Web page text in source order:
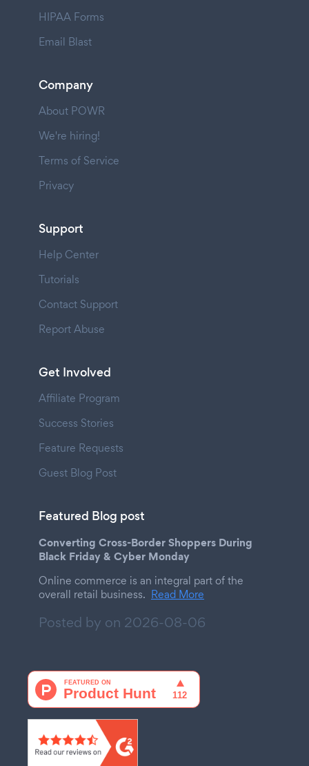
HIPAA Forms
Email Blast
Company
About POWR
We're hiring!
Terms of Service
Privacy
Support
Help Center
Tutorials
Contact Support
Report Abuse
Get Involved
Affiliate Program
Success Stories
Feature Requests
Guest Blog Post
Featured Blog post
Converting Cross-Border Shoppers During
Black Friday & Cyber Monday
Online commerce is an integral part of the
overall retail business. Read More
Posted by on 2026-08-06